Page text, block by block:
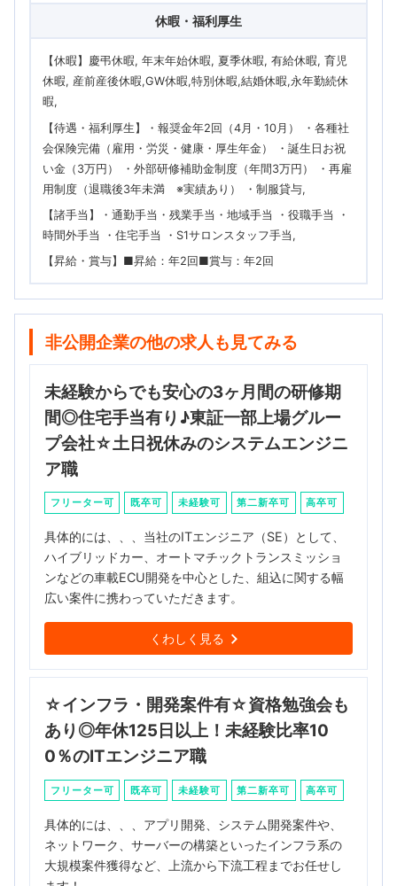
休暇・福利厚生
【休暇】慶弔休暇, 年末年始休暇, 夏季休暇, 有給休暇, 育児
休暇, 産前産後休暇,GW休暇,特別休暇,結婚休暇,永年勤続休
暇
【待遇・福利厚生】・報奨金年2回（4月・10月） ・各種社
会保険完備（雇用・労災・健康・厚生年金） ・誕生日お祝
い金（3万円） ・外部研修補助金制度（年間3万円） ・再雇
用制度（退職後3年未満 ※実績あり） ・制服貸与
【諸手当】・通勤手当・残業手当・地域手当 ・役職手当 ・
時間外手当 ・住宅手当 ・S1サロンスタッフ手当
【昇給・賞与】■昇給：年2回■賞与：年2回
非公開企業の他の求人も見てみる
未経験からでも安心の3ヶ月間の研修期
間◎住宅手当有り♪東証一部上場グルー
プ会社☆土日祝休みのシステムエンジニ
ア職
フリーター可 既卒可 未経験可 第二新卒可 高卒可
具体的には、、、当社のITエンジニア（SE）として、
ハイブリッドカー、オートマチックトランスミッショ
ンなどの車載ECU開発を中心とした、組込に関する幅
広い案件に携わっていただきます。
くわしく見る
☆インフラ・開発案件有☆資格勉強会も
あり◎年休125日以上！未経験比率10
0％のITエンジニア職
フリーター可 既卒可 未経験可 第二新卒可 高卒可
具体的には、、、アプリ開発、システム開発案件や、
ネットワーク、サーバーの構築といったインフラ系の
大規模案件獲得など、上流から下流工程までお任せし